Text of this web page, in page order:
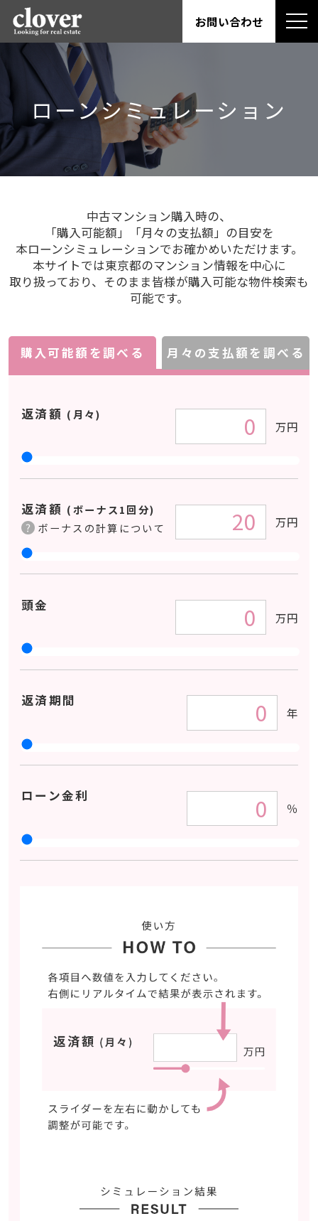
お問い合わせ
ローンシミュレーション
中古マンション購入時の、
「購入可能額」「月々の支払額」の目安を
本ローンシミュレーションでお確かめいただけます。
本サイトでは東京都のマンション情報を中心に
取り扱っており、そのまま皆様が購入可能な物件検索も
可能です。
購入可能額を調べる 月々の支払額を調べる
返済額 (月々)
万円
返済額 (ボーナス1回分)
ボーナスの計算について
万円
頭金
万円
返済期間
年
ローン金利
％